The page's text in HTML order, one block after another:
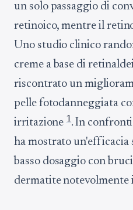
un solo passaggio di
retinoico, mentre il
Uno studio clinico
creme a base di
riscontrato un
pelle fotodanneggiata
irritazione1. In
ha mostrato un'efficacia
basso dosaggio con
dermatite